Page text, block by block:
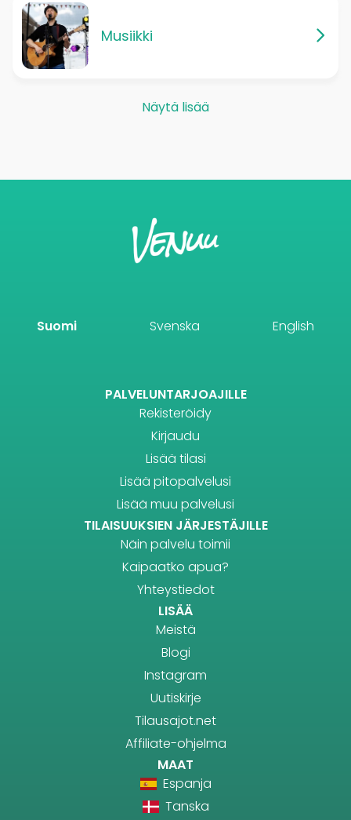
Musiikki
Näytä lisää
Suomi Svenska English
PALVELUNTARJOAJILLE
Rekisteröidy
Kirjaudu
Lisää tilasi
Lisää pitopalvelusi
Lisää muu palvelusi
TILAISUUKSIEN JÄRJESTÄJILLE
Näin palvelu toimii
Kaipaatko apua?
Yhteystiedot
LISÄÄ
Meistä
Blogi
Instagram
Uutiskirje
Tilausajot.net
Affiliate-ohjelma
MAAT
Espanja
Tanska